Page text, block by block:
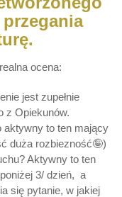
przegania
ocena:
jest zupełnie
z Opiekunów.
aktywny to ten mający
duża rozbiezność🤪)
Aktywny to ten
3/ dzień, a
się pytanie, w jakiej